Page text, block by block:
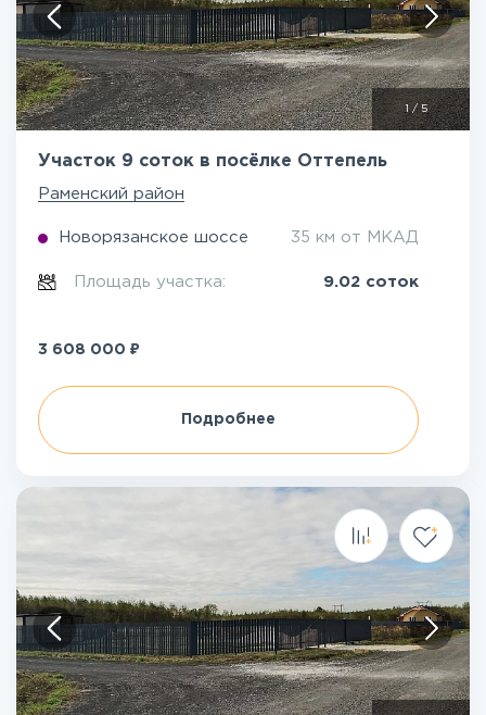
/5
Участок 9 соток в посёлке Оттепель
Раменский район
Новорязанское шоссе 35 км от МКАД
Площадь участка: 9.02 соток
3 608 000 ₽
Подробнее